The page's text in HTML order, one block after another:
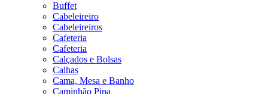
Buffet
Cabeleireiro
Cabeleireiros
Cafeteria
Cafeteria
Calçados e Bolsas
Calhas
Cama, Mesa e Banho
Caminhão Pipa